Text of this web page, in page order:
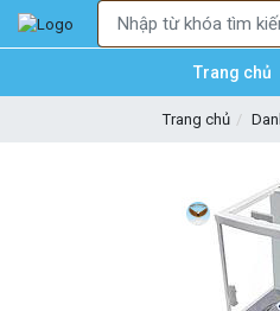
Trang chủ
Trang chủ